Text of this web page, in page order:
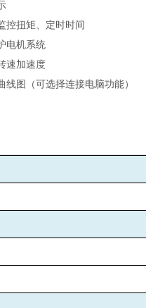
控扭矩、定时时间
电机系统
速加速度
图（可选择连接电脑功能）